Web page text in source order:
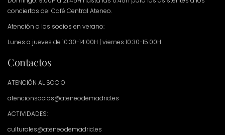
conciertos del Café Central Ateneo.
Atención a los socios en verano:
Lunes a jueves de 10:30-14:00H | viernes 10:30-15:00H
Contactos
ATENCIÓN AL SOCIO
atencionsocios@ateneodemadrid.es
ACTIVIDADES:
culturales@ateneodemadrid.es